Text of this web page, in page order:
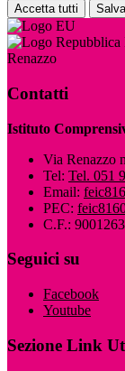
Accetta tutti
Renazzo
Contatti
Istituto
Via Renazzo
Tel: Tel. 051
Email:
PEC:
C.F.:
Seguici su
Facebook
Youtube
Sezione Link